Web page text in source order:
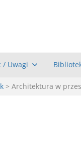
/ Uwagi
> Architektura w